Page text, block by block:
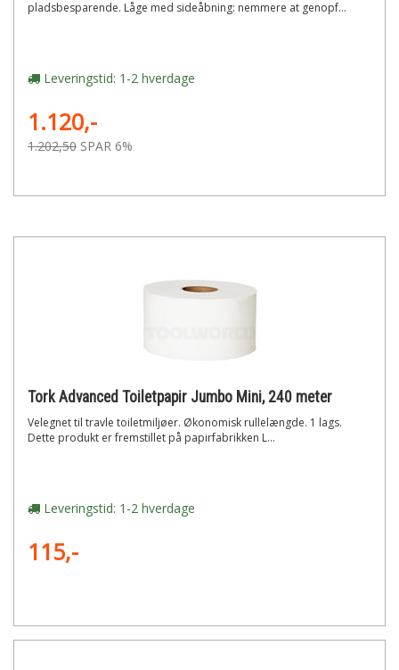
pladsbesparende. Låge med sideåbning: nemmere at genopf...
Leveringstid: 1-2 hverdage
1.120,-
1.202,50 SPAR 6%
Tork Advanced Toiletpapir Jumbo Mini, 240 meter
Velegnet til travle toiletmiljøer. Økonomisk rullelængde. 1 lags.
Dette produkt er fremstillet på papirfabrikken L...
Leveringstid: 1-2 hverdage
115,-